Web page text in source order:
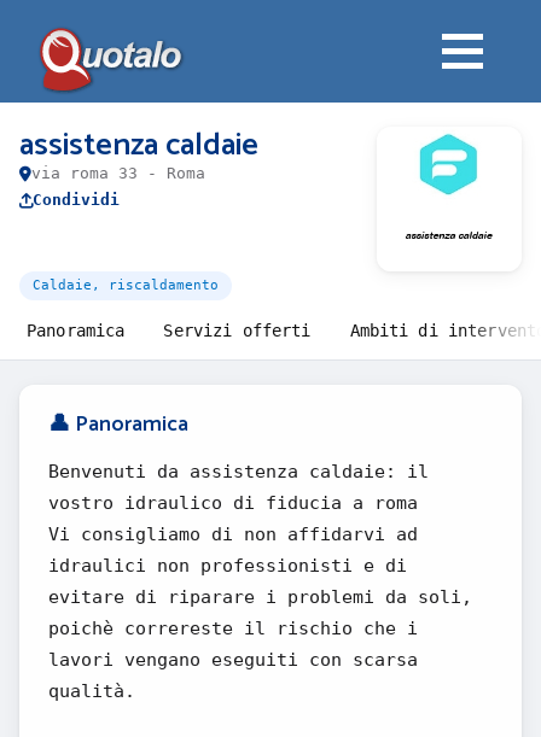
assistenza caldaie
via roma 33 - Roma
Condividi
Caldaie, riscaldamento
Panoramica Servizi offerti Ambiti di
👤 Panoramica
Benvenuti da assistenza caldaie: il
vostro idraulico di fiducia a roma
Vi consigliamo di non affidarvi ad
idraulici non professionisti e di
evitare di riparare i problemi da soli,
poichè correreste il rischio che i
lavori vengano eseguiti con scarsa
qualità.